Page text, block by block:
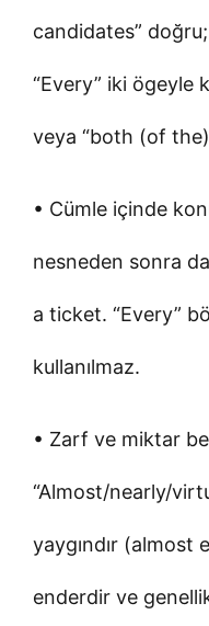
candidates”
“Every” iki ögeyle
veya “both (of
• Cümle içinde
nesneden sonra
a ticket. “Every”
kullanılmaz.
• Zarf ve miktar
“Almost/nearly/
yaygındır (almost
enderdir ve